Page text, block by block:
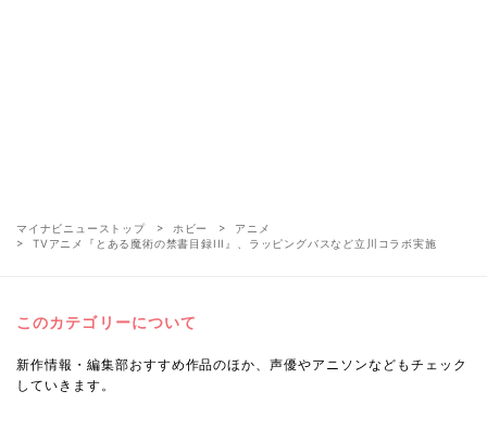
マイナビニューストップ ホビー
アニメ
TVアニメ『とある魔術の禁書目録III』、ラッピングバスなど立川コラボ実施
このカテゴリーについて
新作情報・編集部おすすめ作品のほか、声優やアニソンなどもチェック
していきます。